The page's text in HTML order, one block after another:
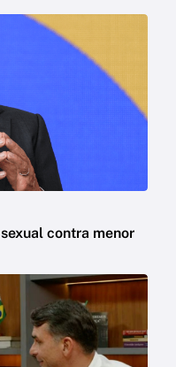
contra menor